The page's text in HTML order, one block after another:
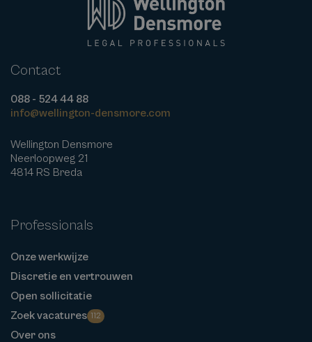
Contact
088 - 524 44 88
info@wellington-densmore.com
Wellington Densmore
Neerloopweg 21
4814 RS Breda
Professionals
Onze werkwijze
Discretie en vertrouwen
Open sollicitatie
Zoek vacatures 112
Over ons